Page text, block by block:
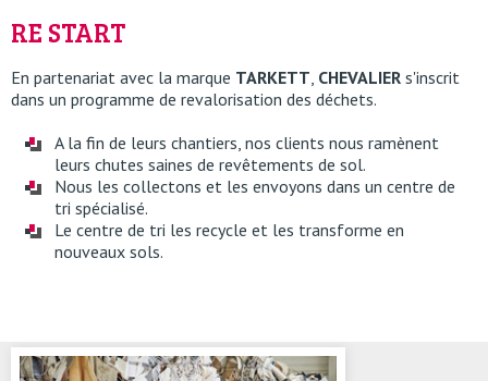
RE START
En partenariat avec la marque TARKETT CHEVALIER s'inscrit
dans un programme de revalorisation des déchets.
A la fin de leurs chantiers, nos clients nous ramènent
leurs chutes saines de revêtements de sol.
Nous les collectons et les envoyons dans un centre de
tri spécialisé.
Le centre de tri les recycle et les transforme en
nouveaux sols.